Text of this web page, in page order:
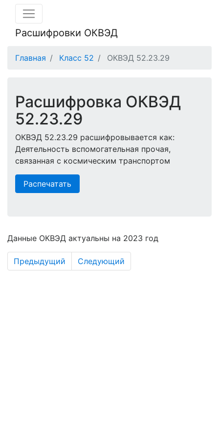
Расшифровки ОКВЭД
Главная Класс 52 ОКВЭД 52.23.29
Расшифровка ОКВЭД
52.23.29
ОКВЭД 52.23.29 расшифровывается как:
Деятельность вспомогательная прочая,
связанная с космическим транспортом
Распечатать
Данные ОКВЭД актуальны на 2023 год
Предыдущий Следующий